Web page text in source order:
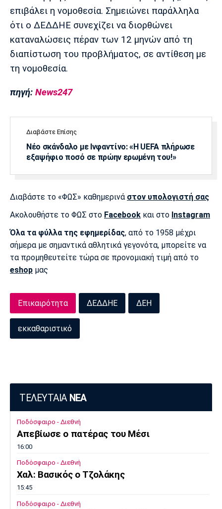
επιβάλει η νομοθεσία. Σημειώνει παράλληλα
ότι ο ΔΕΔΔΗΕ συνεχίζει να διορθώνει
καταναλώσεις πέραν των 12 μηνών από τη
διαπίστωση του προβλήματος, σε αντίθεση με
τη νομοθεσία.
πηγή: News247
Διαβάστε Επίσης
Νέο σκάνδαλο με Ινφαντίνο: «Η UEFA πλήρωσε
εξαψήφιο ποσό σε πρώην ερωμένη του!»
Διαβάστε το «ΦΩΣ» καθημερινά στον υπολογιστή σας
Ακολουθήστε το ΦΩΣ στο Facebook και στο Instagram
Όλα τα φύλλα της εφημερίδας, από το 1958 μέχρι
σήμερα με σημαντικά αθλητικά γεγονότα, μπορείτε να
τα προμηθευτείτε τώρα σε προνομιακή τιμή από το
eshop μας
Επικαιρότητα ΔΕΔΔΗΕ ΔΕΗ
εκκαθαριστικό
ΤΕΛΕΥΤΑΙΑ ΝΕΑ
Ποδόσφαιρο - Διεθνή
Απεβίωσε ο πατέρας του Μέσι
16:00
Ποδόσφαιρο - Διεθνή
Χαλ: Βασικός ο Τζολάκης
15:45
Ποδόσφαιρο - Διεθνή